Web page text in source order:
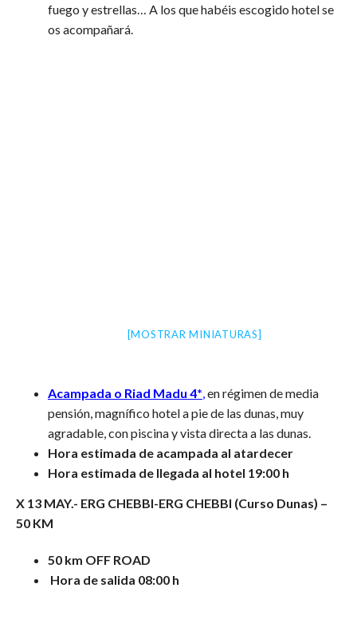
fuego y estrellas… A los que habéis escogido hotel se
os acompañará.
[MOSTRAR MINIATURAS]
Acampada o Riad Madu 4* en régimen de media
pensión, magnífico hotel a pie de las dunas, muy
agradable, con piscina y vista directa a las dunas.
Hora estimada de acampada al atardecer
Hora estimada de llegada al hotel 19:00 h
X 13 MAY.- ERG CHEBBI-ERG CHEBBI (Curso Dunas) –
50 KM
50 km OFF ROAD
Hora de salida 08:00 h